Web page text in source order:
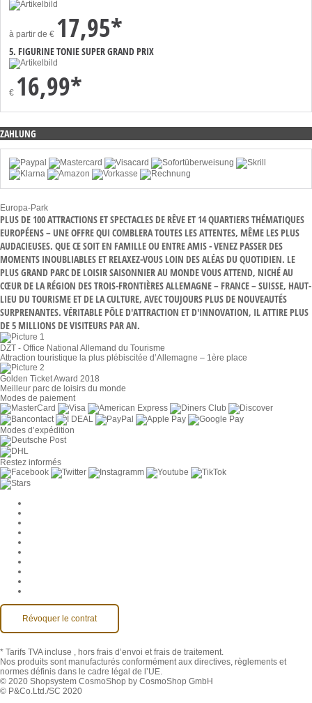
à partir de € 17,95*
5. FIGURINE TONIE SUPER GRAND PRIX
€ 16,99*
ZAHLUNG
Europa-Park
PLUS DE 100 ATTRACTIONS ET SPECTACLES DE RÊVE ET 14 QUARTIERS THÉMATIQUES
EUROPÉENS – UNE OFFRE QUI COMBLERA TOUTES LES ATTENTES, MÊME LES PLUS
AUDACIEUSES. QUE CE SOIT EN FAMILLE OU ENTRE AMIS - VENEZ PASSER DES
MOMENTS INOUBLIABLES ET RELAXEZ-VOUS LOIN DES ALÉAS DU QUOTIDIEN. LE
PLUS GRAND PARC DE LOISIR SAISONNIER AU MONDE VOUS ATTEND, NICHÉ AU
CŒUR DE LA RÉGION DES TROIS-FRONTIÈRES ALLEMAGNE – FRANCE – SUISSE, HAUT-
LIEU DU TOURISME ET DE LA CULTURE, AVEC TOUJOURS PLUS DE NOUVEAUTÉS
SURPRENANTES. VÉRITABLE PÔLE D'ATTRACTION ET D'INNOVATION, IL ATTIRE PLUS
DE 5 MILLIONS DE VISITEURS PAR AN.
DZT - Office National Allemand du Tourisme
Attraction touristique la plus plébiscitée d’Allemagne – 1ère place
Golden Ticket Award 2018
Meilleur parc de loisirs du monde
Modes de paiement
Modes d’expédition
Restez informés
Révoquer le contrat
* Tarifs TVA incluse
, hors frais d’envoi et frais de traitement.
Nos produits sont manufacturés conformément aux directives, règlements et
normes définis dans le cadre légal de l’UE.
© 2020 Shopsystem CosmoShop by CosmoShop GmbH
© P&Co.Ltd./SC 2020